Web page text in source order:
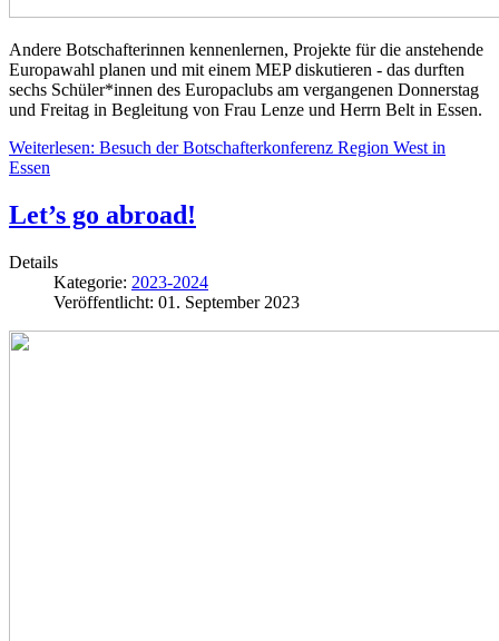
Andere Botschafterinnen kennenlernen, Projekte für die anstehende
Europawahl planen und mit einem MEP diskutieren - das durften
sechs Schüler*innen des Europaclubs am vergangenen Donnerstag
und Freitag in Begleitung von Frau Lenze und Herrn Belt in Essen.
Weiterlesen: Besuch der Botschafterkonferenz Region West in
Essen
Let’s go abroad!
Details
Kategorie: 2023-2024
Veröffentlicht: 01. September 2023